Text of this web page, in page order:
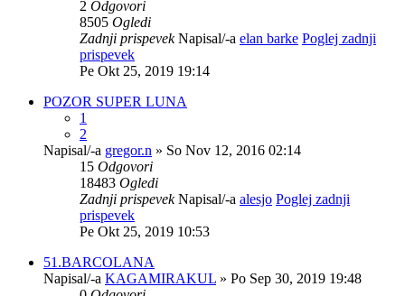
2 Odgovori
8505 Ogledi
Zadnji prispevekNapisal/-a elan barke Poglej zadnji
prispevek
Pe Okt 25, 2019 19:14
POZOR SUPER LUNA
1
2
Napisal/-a gregor.n » So Nov 12, 2016 02:14
15 Odgovori
18483 Ogledi
Zadnji prispevekNapisal/-a alesjo Poglej zadnji
prispevek
Pe Okt 25, 2019 10:53
51.BARCOLANA
Napisal/-a KAGAMIRAKUL » Po Sep 30, 2019 19:48